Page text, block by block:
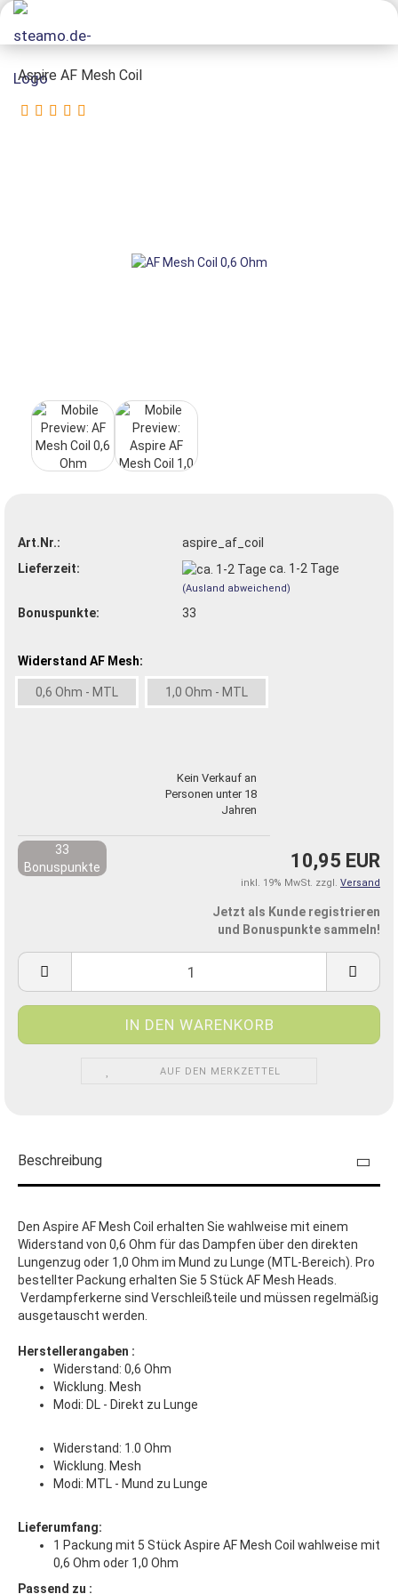
Aspire AF Mesh Coil
Art.Nr.:
aspire_af_coil
Lieferzeit:
ca. 1-2 Tage
(Ausland abweichend)
Bonuspunkte: 33
Widerstand AF Mesh:
0,6 Ohm - MTL 1,0 Ohm - MTL
Kein Verkauf an
Personen unter 18
Jahren
10,95 EUR
inkl. 19% MwSt. zzgl. Versand
33
Bonuspunkte
Jetzt als Kunde registrieren
und Bonuspunkte sammeln!
AUF DEN MERKZETTEL
Beschreibung
Den Aspire AF Mesh Coil erhalten Sie wahlweise mit einem
Widerstand von 0,6 Ohm für das Dampfen über den direkten
Lungenzug oder 1,0 Ohm im Mund zu Lunge (MTL-Bereich). Pro
bestellter Packung erhalten Sie 5 Stück AF Mesh Heads.
Verdampferkerne sind Verschleißteile und müssen regelmäßig
ausgetauscht werden.
Herstellerangaben :
Widerstand: 0,6 Ohm
Wicklung. Mesh
Modi: DL - Direkt zu Lunge
Widerstand: 1.0 Ohm
Wicklung. Mesh
Modi: MTL - Mund zu Lunge
Lieferumfang:
1 Packung mit 5 Stück Aspire AF Mesh Coil wahlweise mit
0,6 Ohm oder 1,0 Ohm
Passend zu :